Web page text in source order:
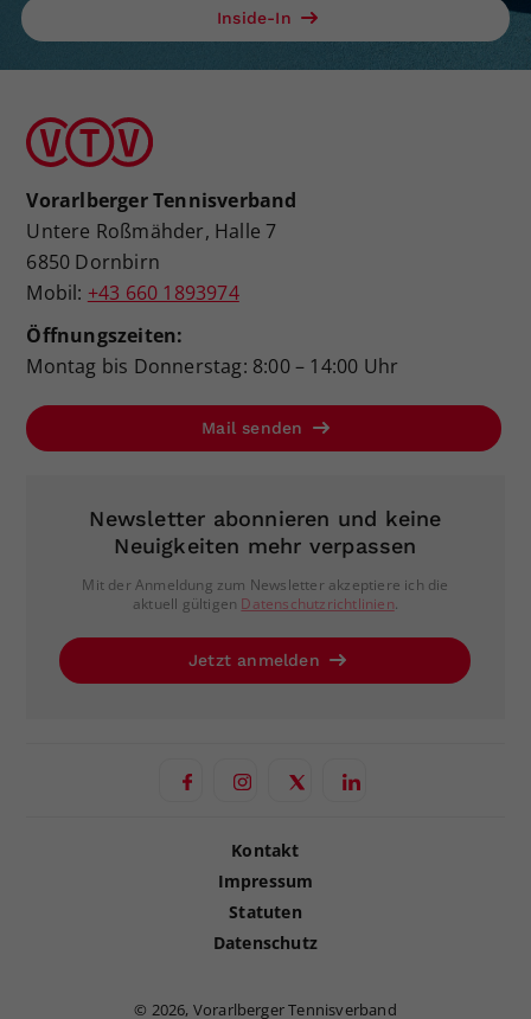
Inside-In
Vorarlberger Tennisverband
Untere Roßmähder, Halle 7
6850 Dornbirn
Mobil: +43 660 1893974
Öffnungszeiten:
Montag bis Donnerstag: 8:00 – 14:00 Uhr
Mail senden
Newsletter abonnieren und keine
Neuigkeiten mehr verpassen
Mit der Anmeldung zum Newsletter akzeptiere ich die
aktuell gültigen Datenschutzrichtlinien.
Jetzt anmelden
Kontakt
Impressum
Statuten
Datenschutz
© 2026, Vorarlberger Tennisverband